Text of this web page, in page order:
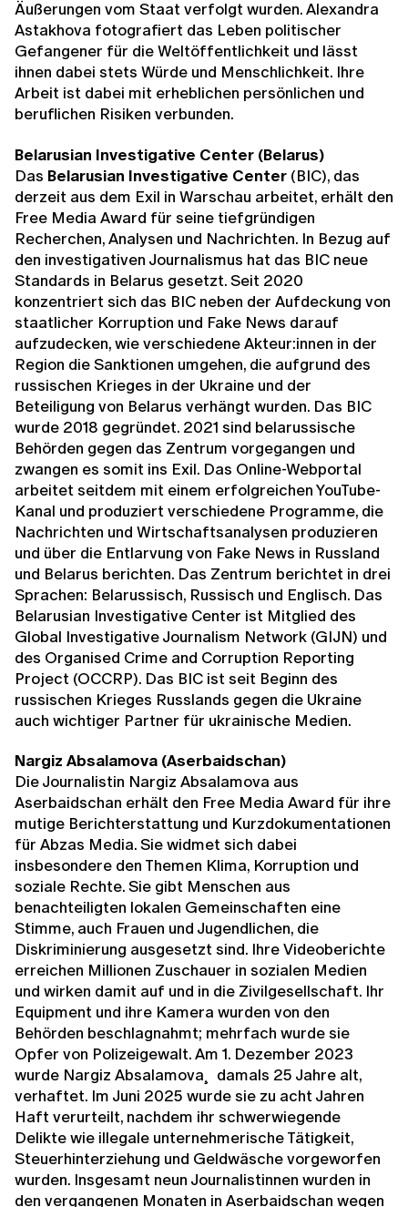
Äußerungen vom Staat verfolgt wurden. Alexandra
Astakhova fotografiert das Leben politischer
Gefangener für die Weltöffentlichkeit und lässt
ihnen dabei stets Würde und Menschlichkeit. Ihre
Arbeit ist dabei mit erheblichen persönlichen und
beruflichen Risiken verbunden.
Belarusian Investigative Center (Belarus)
Das Belarusian Investigative Center (BIC), das
derzeit aus dem Exil in Warschau arbeitet, erhält den
Free Media Award für seine tiefgründigen
Recherchen, Analysen und Nachrichten. In Bezug auf
den investigativen Journalismus hat das BIC neue
Standards in Belarus gesetzt. Seit 2020
konzentriert sich das BIC neben der Aufdeckung von
staatlicher Korruption und Fake News darauf
aufzudecken, wie verschiedene Akteur:innen in der
Region die Sanktionen umgehen, die aufgrund des
russischen Krieges in der Ukraine und der
Beteiligung von Belarus verhängt wurden. Das BIC
wurde 2018 gegründet. 2021 sind belarussische
Behörden gegen das Zentrum vorgegangen und
zwangen es somit ins Exil. Das Online-Webportal
arbeitet seitdem mit einem erfolgreichen YouTube-
Kanal und produziert verschiedene Programme, die
Nachrichten und Wirtschaftsanalysen produzieren
und über die Entlarvung von Fake News in Russland
und Belarus berichten. Das Zentrum berichtet in drei
Sprachen: Belarussisch, Russisch und Englisch. Das
Belarusian Investigative Center ist Mitglied des
Global Investigative Journalism Network (GIJN) und
des Organised Crime and Corruption Reporting
Project (OCCRP). Das BIC ist seit Beginn des
russischen Krieges Russlands gegen die Ukraine
auch wichtiger Partner für ukrainische Medien.
Nargiz Absalamova (Aserbaidschan)
Die Journalistin Nargiz Absalamova aus
Aserbaidschan erhält den Free Media Award für ihre
mutige Berichterstattung und Kurzdokumentationen
für Abzas Media. Sie widmet sich dabei
insbesondere den Themen Klima, Korruption und
soziale Rechte. Sie gibt Menschen aus
benachteiligten lokalen Gemeinschaften eine
Stimme, auch Frauen und Jugendlichen, die
Diskriminierung ausgesetzt sind. Ihre Videoberichte
erreichen Millionen Zuschauer in sozialen Medien
und wirken damit auf und in die Zivilgesellschaft. Ihr
Equipment und ihre Kamera wurden von den
Behörden beschlagnahmt; mehrfach wurde sie
Opfer von Polizeigewalt. Am 1. Dezember 2023
wurde Nargiz Absalamova¸ damals 25 Jahre alt,
verhaftet. Im Juni 2025 wurde sie zu acht Jahren
Haft verurteilt, nachdem ihr schwerwiegende
Delikte wie illegale unternehmerische Tätigkeit,
Steuerhinterziehung und Geldwäsche vorgeworfen
wurden. Insgesamt neun Journalistinnen wurden in
den vergangenen Monaten in Aserbaidschan wegen